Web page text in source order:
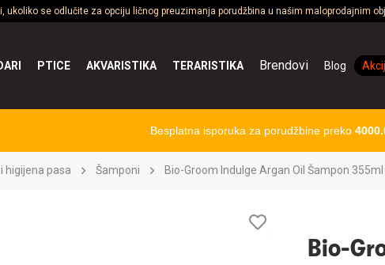
ukoliko se odlučite za opciju ličnog preuzimanja porudžbina u našim maloprodajnim
PTICE AKVARISTIKA TERARISTIKA Brendovi Blog
Besplatna isporuka za porudžbine preko
higijena pasa Šamponi Bio-Groom Indulge Argan Oil Šampon 355ml
želja
Bio-